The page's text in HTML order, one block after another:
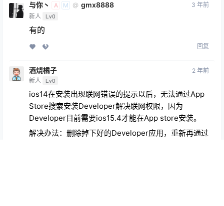
与你丶 A M @ gmx8888
新人 Lv0
3 年前
有的
回复
酒烧橘子
新人 Lv0
2 年前
ios14在安装出现联网错误的提示以后，无法通过App
Store搜索安装Developer解决联网权限，因为
Developer目前需要ios15.4才能在App store安装。
解决办法：删除掉下好的Developer应用，重新再通过